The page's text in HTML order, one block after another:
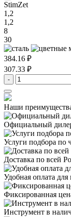
StimZet
1,2
1,2
8
30
384.16 ₽
307.33 ₽
-
Наши
Официальный
Услуги подбора по
Доставка по всей
Удобная оплата для
Фиксированная
Инструмент в